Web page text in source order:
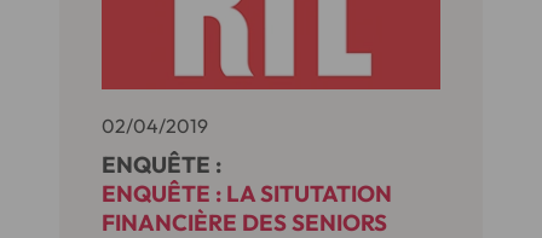
02/04/2019
ENQUÊTE :
ENQUÊTE : LA SITUTATION
FINANCIÈRE DES SENIORS